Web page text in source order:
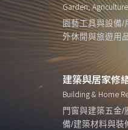
Garden,
園藝工具與設備/
外休閒與旅遊用
建築與居家修
Building & Home
門窗與建築五金/
備/建築材料與裝